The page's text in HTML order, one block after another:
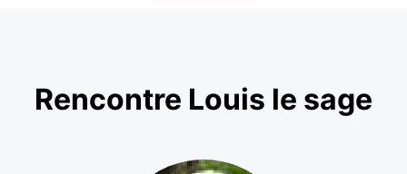
Rencontre Louis le sage